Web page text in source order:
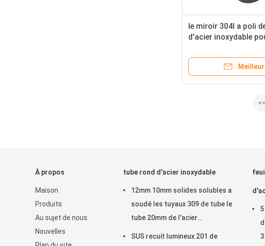
le miroir 304l a poli
d'acier inoxydable
3mm
<<
À propos
Maison
Produits
Au sujet de nous
Nouvelles
tube rond d'acier inoxydable
12mm 10mm solides solubles a
soudé les tuyaux 309 de tube le
tube 20mm de l'acier
SUS recuit lumineux 201 de